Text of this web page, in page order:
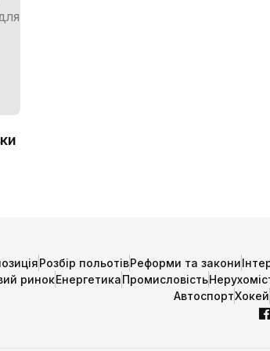
Розбір польотівРеформи та закони
ринокЕнергетикаПромисловість
АвтоспортХокей